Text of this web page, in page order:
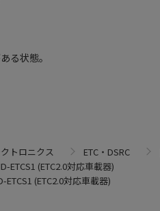
る状態。
トロニクス ETC・DSRC
ETCS1 (ETC2.0対応車載器)
ETCS1 (ETC2.0対応車載器)